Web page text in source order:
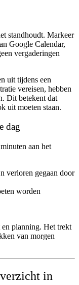
standhoudt. Markeer
Google Calendar,
vergaderingen
uit tijdens een
vereisen, hebben
Dit betekent dat
uit moeten staan.
dag
aan het
verloren gegaan door
worden
planning. Het trekt
van morgen
in